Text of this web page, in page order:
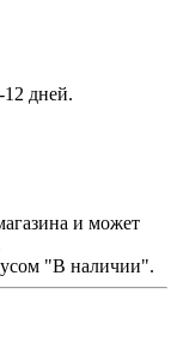
дней.
и может
"В наличии".